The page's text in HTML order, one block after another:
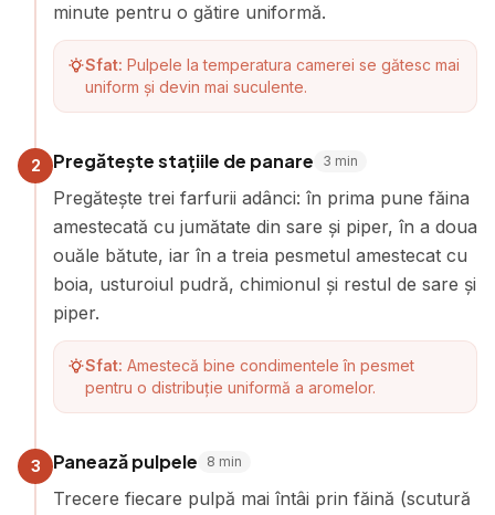
minute pentru o gătire uniformă.
Sfat: Pulpele la temperatura camerei se gătesc mai
uniform și devin mai suculente.
2 Pregătește stațiile de panare 3 min
Pregătește trei farfurii adânci: în prima pune făina
amestecată cu jumătate din sare și piper, în a doua
ouăle bătute, iar în a treia pesmetul amestecat cu
boia, usturoiul pudră, chimionul și restul de sare și
piper.
Sfat: Amestecă bine condimentele în pesmet
pentru o distribuție uniformă a aromelor.
3 Panează pulpele 8 min
Trecere fiecare pulpă mai întâi prin făină (scutură